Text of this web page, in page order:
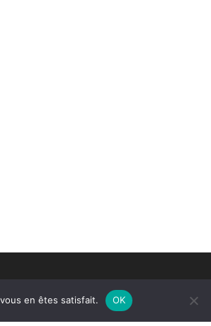
de 75€ d'achat
en êtes satisfait. OK